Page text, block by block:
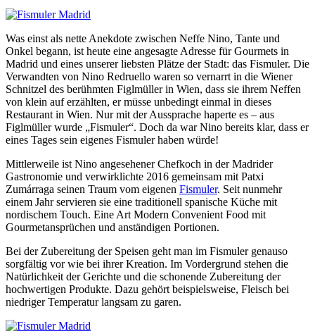
Was einst als nette Anekdote zwischen Neffe Nino, Tante und
Onkel begann, ist heute eine angesagte Adresse für Gourmets in
Madrid und eines unserer liebsten Plätze der Stadt: das Fismuler. Die
Verwandten von Nino Redruello waren so vernarrt in die Wiener
Schnitzel des berühmten Figlmüller in Wien, dass sie ihrem Neffen
von klein auf erzählten, er müsse unbedingt einmal in dieses
Restaurant in Wien. Nur mit der Aussprache haperte es – aus
Figlmüller wurde „Fismuler“. Doch da war Nino bereits klar, dass er
eines Tages sein eigenes Fismuler haben würde!
Mittlerweile ist Nino angesehener Chefkoch in der Madrider
Gastronomie und verwirklichte 2016 gemeinsam mit Patxi
Zumárraga seinen Traum vom eigenen Fismuler. Seit nunmehr
einem Jahr servieren sie eine traditionell spanische Küche mit
nordischem Touch. Eine Art Modern Convenient Food mit
Gourmetansprüchen und anständigen Portionen.
Bei der Zubereitung der Speisen geht man im Fismuler genauso
sorgfältig vor wie bei ihrer Kreation. Im Vordergrund stehen die
Natürlichkeit der Gerichte und die schonende Zubereitung der
hochwertigen Produkte. Dazu gehört beispielsweise, Fleisch bei
niedriger Temperatur langsam zu garen.